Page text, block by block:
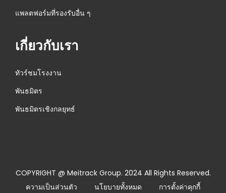
แพลตฟอร์มที่รองรับอื่น ๆ
เกี่ยวกับเรา
ทัวร์ชมโรงงาน
พันธมิตร
พันธมิตรเชิงกลยุทธ์
COPYRIGHT @ Meitrack Group. 2024 All Rights Reserved.
ความเป็นส่วนตัว
นโยบายทั้งหมด การตั้งค่าคุกกี้